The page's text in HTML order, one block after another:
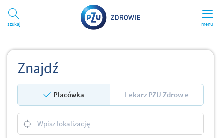
menu
Szukaj
Znajdź
Placówka Lekarz PZU Zdrowie